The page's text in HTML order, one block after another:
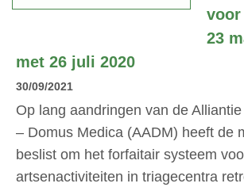
voor
23
met 26 juli 2020
30/09/2021
Op lang aandringen van de
– Domus Medica (AADM) heeft de
beslist om het forfaitair systeem
artsenactiviteiten in triagecentra